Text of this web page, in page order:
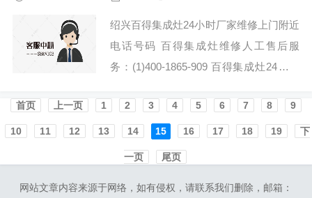
绍兴百得集成灶24小时厂家维修上门附近
电话号码 百得集成灶维修人工售后服
务：(1)400-1865-909 百得集成灶24小时
909 绍兴百得集成灶...
首页️ 上一页 1 2 3 4 5 6 7 8 9
10 11 12 13 14 15 16 17 18 19 下
一页 尾页
网站文章内容来源于网络，如有侵权，请联系我们删除，邮箱：